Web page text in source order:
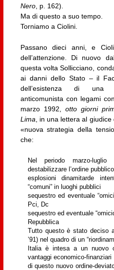
Nero, p. 162).
Ma di questo a suo tempo.
Torniamo a Ciolini.
Passano dieci anni, e
dell’attenzione. Di nuovo
questa volta Sollicciano,
ai danni dello Stato – il
dell’esistenza di una
anticomunista con legami
marzo 1992, otto giorni
Lima, in una lettera al giudice
«nuova strategia della
che:
Nel periodo marzo-
destabilizzare l’ordine
esplosioni dinamitarde
“comuni” in luoghi pubblici
sequestro ed eventuale
Pci, Dc
sequestro ed eventuale
Repubblica
Tutto questo è stato deciso
’91) nel quadro di un
Italia è intesa a un nuovo
vantaggi economico-
di questo nuovo ordine-